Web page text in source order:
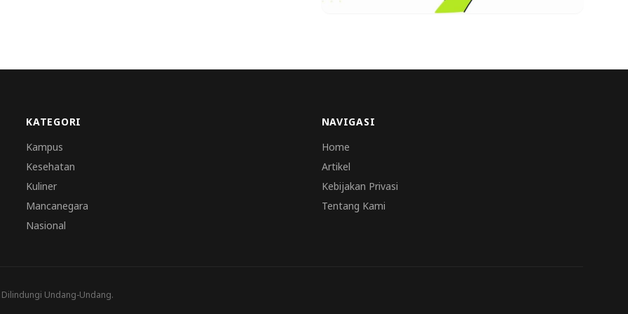
KATEGORI
Kampus
Kesehatan
Kuliner
Mancanegara
Nasional
NAVIGASI
Home
Artikel
Kebijakan Privasi
Tentang Kami
Undang-Undang.